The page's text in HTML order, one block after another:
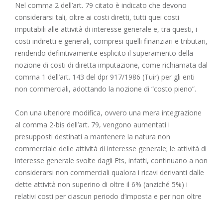
Nel comma 2 dell’art. 79 citato è indicato che devono
considerarsi tali, oltre ai costi diretti, tutti quei costi
imputabili alle attività di interesse generale e, tra questi, i
costi indiretti e generali, compresi quelli finanziari e tributari,
rendendo definitivamente esplicito il superamento della
nozione di costi di diretta imputazione, come richiamata dal
comma 1 dell’art. 143 del dpr 917/1986 (Tuir) per gli enti
non commerciali, adottando la nozione di “costo pieno”.
Con una ulteriore modifica, ovvero una mera integrazione
al comma 2-bis dell’art. 79, vengono aumentati i
presupposti destinati a mantenere la natura non
commerciale delle attività di interesse generale; le attività di
interesse generale svolte dagli Ets, infatti, continuano a non
considerarsi non commerciali qualora i ricavi derivanti dalle
dette attività non superino di oltre il 6% (anziché 5%) i
relativi costi per ciascun periodo d’imposta e per non oltre